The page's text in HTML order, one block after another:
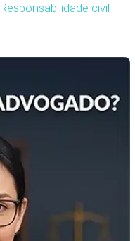
Responsabilidade civil